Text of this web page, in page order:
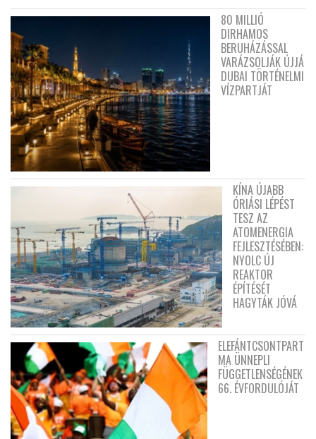
80 MILLIÓ
DIRHAMOS
BERUHÁZÁSSAL
VARÁZSOLJÁK ÚJJÁ
DUBAI TÖRTÉNELMI
VÍZPARTJÁT
KÍNA ÚJABB
ÓRIÁSI LÉPÉST
TESZ AZ
ATOMENERGIA
FEJLESZTÉSÉBEN:
NYOLC ÚJ
REAKTOR
ÉPÍTÉSÉT
HAGYTÁK JÓVÁ
ELEFÁNTCSONTPART
MA ÜNNEPLI
FÜGGETLENSÉGÉNEK
66. ÉVFORDULÓJÁT